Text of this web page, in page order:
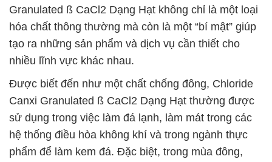
Granulated ß CaCl2 Dạng Hạt không chỉ là một loại
hóa chất thông thường mà còn là một “bí mật” giúp
tạo ra những sản phẩm và dịch vụ cần thiết cho
nhiều lĩnh vực khác nhau.
Được biết đến như một chất chống đông, Chloride
Canxi Granulated ß CaCl2 Dạng Hạt thường được
sử dụng trong việc làm đá lạnh, làm mát trong các
hệ thống điều hòa không khí và trong ngành thực
phẩm để làm kem đá. Đặc biệt, trong mùa đông,